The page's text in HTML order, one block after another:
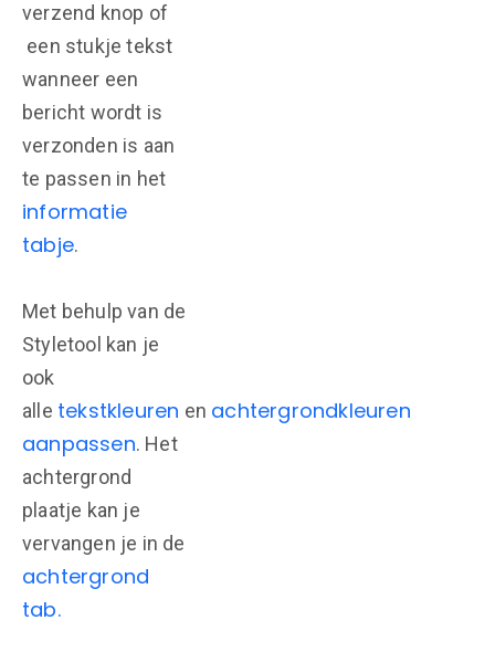
verzend knop of
een stukje tekst
wanneer een
bericht wordt is
verzonden is aan
te passen in het
informatie
tabje.
Met behulp van de
Styletool kan je
ook
alle tekstkleuren en achtergrondkleuren
aanpassen. Het
achtergrond
plaatje kan je
vervangen je in de
achtergrond
tab.